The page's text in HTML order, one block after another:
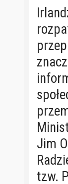
Jim
tzw.